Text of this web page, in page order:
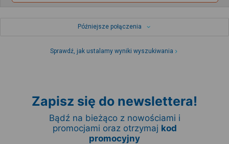
Późniejsze połączenia
Sprawdź, jak ustalamy wyniki wyszukiwania
Zapisz się do newslettera!
Bądź na bieżąco z nowościami i
promocjami oraz otrzymaj kod
promocyjny